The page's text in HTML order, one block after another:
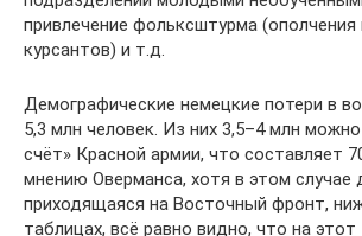
привлечение фольксштурма (ополчения
курсантов) и т.д.
Демографические немецкие потери в
5,3 млн человек. Из них 3,5–4 млн
счёт» Красной армии, что составляет
мнению Оверманса, хотя в этом случае
приходящаяся на Восточный фронт,
таблицах, всё равно видно, что на